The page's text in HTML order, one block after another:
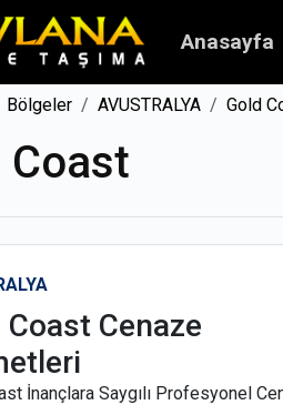
Anasayfa
Bölgeler AVUSTRALYA Gold
Coast
Coast Cenaze
İnançlara Saygılı Profesyonel